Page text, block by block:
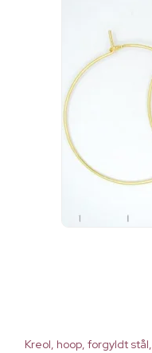
Kreol, hoop, forgyldt